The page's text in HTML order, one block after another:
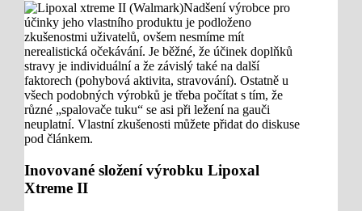
Nadšení výrobce pro
účinky jeho vlastního produktu je podloženo
zkušenostmi uživatelů, ovšem nesmíme mít
nerealistická očekávání. Je běžné, že účinek doplňků
stravy je individuální a že závislý také na další
faktorech (pohybová aktivita, stravování). Ostatně u
všech podobných výrobků je třeba počítat s tím, že
různé „spalovače tuku“ se asi při ležení na gauči
neuplatní. Vlastní zkušenosti můžete přidat do diskuse
pod článkem.
Inovované složení výrobku Lipoxal
Xtreme II